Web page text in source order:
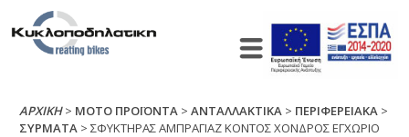
ΑΡΧΙΚΉ> ΜΟΤΟ ΠΡΟΪΟΝΤΑ >ΑΝΤΑΛΛΑΚΤΙΚΑ > ΠΕΡΙΦΕΡΕΙΑΚΑ >
ΣΥΡΜΑΤΑ > ΣΦΥΚΤΗΡΑΣ ΑΜΠΡΑΓΙΑΖ ΚΟΝΤΟΣ ΧΟΝΔΡΟΣ ΕΓΧΩΡΙΟ